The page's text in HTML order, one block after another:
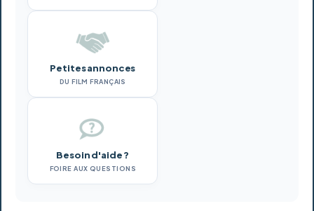
Petites annonces
DU FILM FRANÇAIS
Besoin d'aide ?
FOIRE AUX QUESTIONS